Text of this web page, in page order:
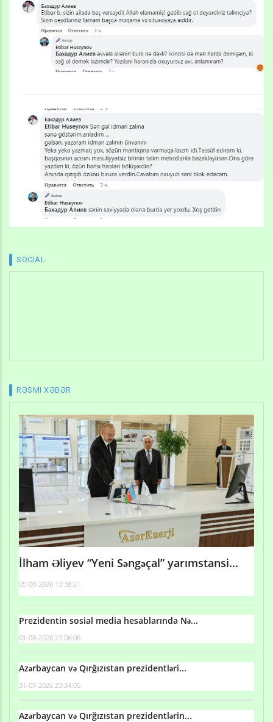
SOCIAL
RƏSMI XƏBƏR
İlham Əliyev “Yeni Səngəçal” yarımstansi...
05-08-2026 13:38:21
Prezidentin sosial media hesablarında Nə...
01-08-2026 23:06:06
Azərbaycan və Qırğızıstan prezidentləri...
31-07-2026 23:34:05
Azərbaycan və Qırğızıstan prezidentlərin...